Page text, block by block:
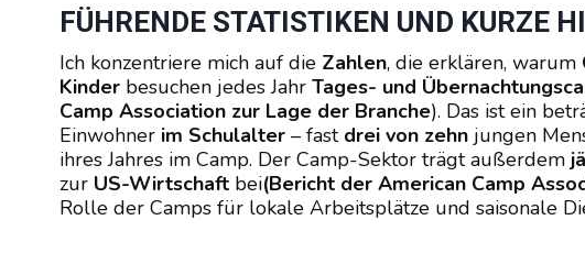
FÜHRENDE STATISTIKEN UND KURZE
Ich konzentriere mich auf die Zahlen, die erklären, warum
Kinder besuchen jedes Jahr Tages- und
Camp Association zur Lage der Branche). Das ist ein
Einwohner im Schulalter – fast drei von zehn jungen
ihres Jahres im Camp. Der Camp-Sektor trägt außerdem
zur US-Wirtschaft bei(Bericht der American Camp
Rolle der Camps für lokale Arbeitsplätze und saisonale